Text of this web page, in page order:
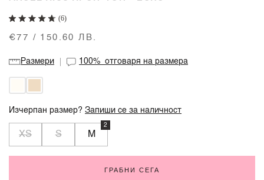
(6)
€77 / 150.60 ЛВ.
Размери 100%отговаря на размера
Изчерпан размер?Запиши се за наличност
XS S M
2
ГРАБНИ СЕГА